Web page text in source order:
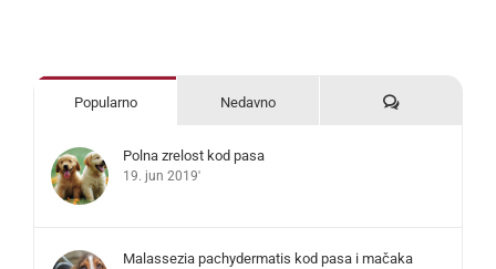
Popularno Nedavno Komentari
Polna zrelost kod pasa
19. jun 2019'
Malassezia pachydermatis kod pasa i mačaka